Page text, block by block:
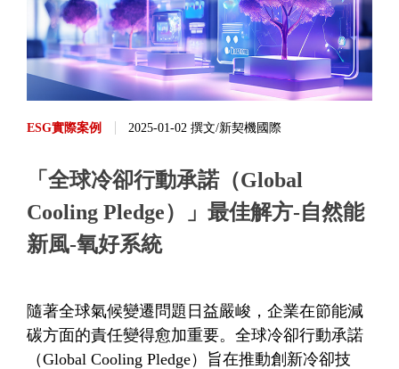
ESG實際案例 2025-01-02 撰文/新契機國際
「全球冷卻行動承諾（Global
Cooling Pledge）」最佳解方-自然能
新風-氧好系統
隨著全球氣候變遷問題日益嚴峻，企業在節能減
碳方面的責任變得愈加重要。全球冷卻行動承諾
（Global Cooling Pledge）旨在推動創新冷卻技